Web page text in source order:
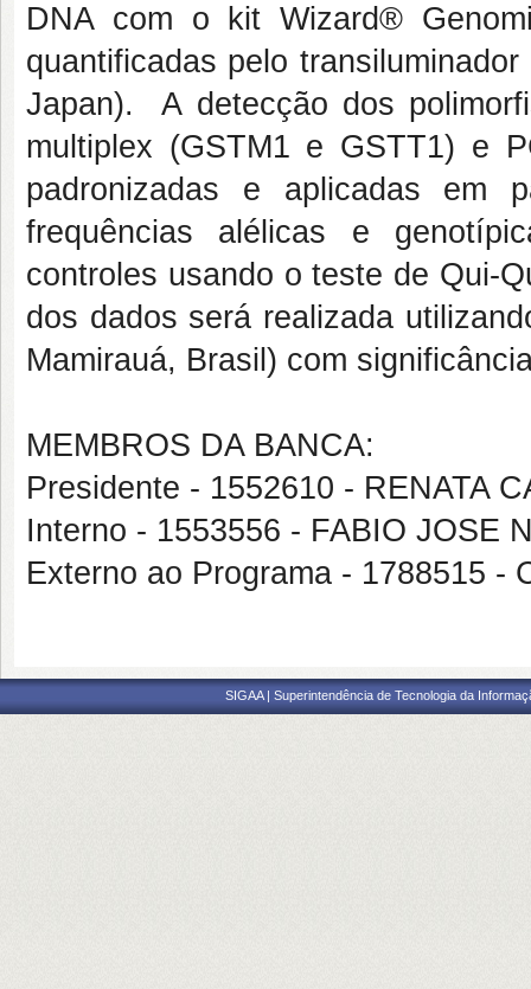
DNA com o kit Wizard®
quantificadas pelo
Japan). A detecção dos
multiplex (GSTM1 e GSTT1) e
padronizadas e aplicadas em
frequências alélicas e
controles usando o teste de Qui-
dos dados será realizada
Mamirauá, Brasil) com
MEMBROS DA BANCA:
Presidente - 1552610 - RENATA
Interno - 1553556 - FABIO JOSE
Externo ao Programa - 1788515 -
SIGAA | Superintendência de Tecnologia da